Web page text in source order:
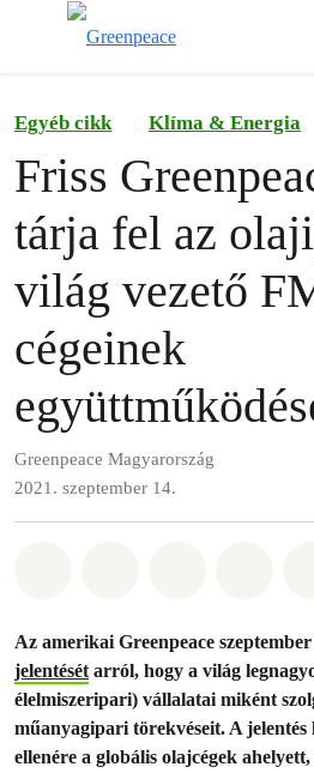
Egyéb cikk Klíma & Energia
Friss
tárja fel az
világ vezető
cégeinek
Greenpeace Magyarország
2021. szeptember 14.
Az amerikai Greenpeace
jelentésétarról, hogy a világ
élelmiszeripari) vállalatai miként
műanyagipari törekvéseit. A
ellenére a globális olajcégek